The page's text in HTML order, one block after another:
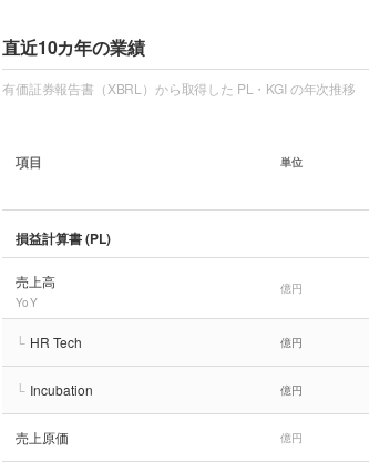
直近10カ年の業績
有価証券報告書（XBRL）から取得した PL・KGI の年次推移
項目 単位
損益計算書 (PL)
売上高
YoY
億円
└ HR Tech 億円
└ Incubation 億円
売上原価 億円